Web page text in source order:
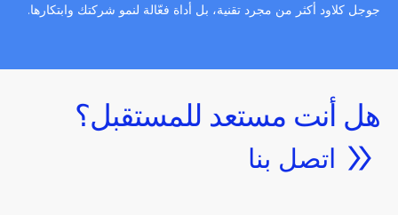
جوجل كلاود أكثر من مجرد تقنية، بل أداة فعّالة لنمو شركتك وابتكارها.
هل أنت مستعد للمستقبل؟
اتصل بنا